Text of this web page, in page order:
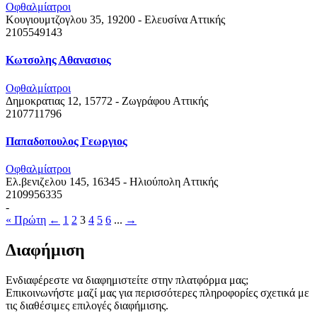
Οφθαλμίατροι
Κουγιουμτζογλου 35, 19200 - Ελευσίνα Αττικής
2105549143
Κωτσολης Αθανασιος
Οφθαλμίατροι
Δημοκρατιας 12, 15772 - Ζωγράφου Αττικής
2107711796
Παπαδοπουλος Γεωργιος
Οφθαλμίατροι
Ελ.βενιζελου 145, 16345 - Ηλιούπολη Αττικής
2109956335
-
« Πρώτη ← 1 2 3 4 5 6 ... →
Διαφήμιση
Ενδιαφέρεστε να διαφημιστείτε στην πλατφόρμα μας;
Επικοινωνήστε μαζί μας για περισσότερες πληροφορίες σχετικά με
τις διαθέσιμες επιλογές διαφήμισης.